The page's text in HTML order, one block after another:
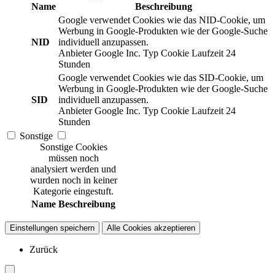
Name
Beschreibung
NID
Google verwendet Cookies wie das NID-Cookie, um
Werbung in Google-Produkten wie der Google-Suche
individuell anzupassen.
Anbieter Google Inc. Typ Cookie Laufzeit 24
Stunden
SID
Google verwendet Cookies wie das SID-Cookie, um
Werbung in Google-Produkten wie der Google-Suche
individuell anzupassen.
Anbieter Google Inc. Typ Cookie Laufzeit 24
Stunden
Sonstige
Sonstige Cookies
müssen noch
analysiert werden und
wurden noch in keiner
Kategorie eingestuft.
Name Beschreibung
Einstellungen speichern Alle Cookies akzeptieren
Zurück